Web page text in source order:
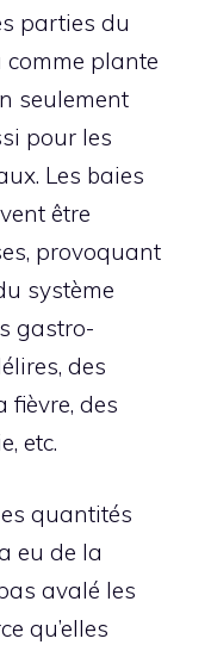
parties du
comme plante
seulement
pour les
Les baies
être
provoquant
système
gastro-
des
fièvre, des
etc.
quantités
eu de la
avalé les
qu’elles